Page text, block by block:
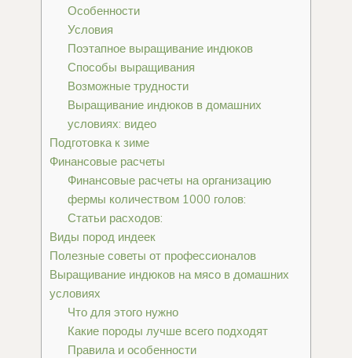
Особенности
Условия
Поэтапное выращивание индюков
Способы выращивания
Возможные трудности
Выращивание индюков в домашних
условиях: видео
Подготовка к зиме
Финансовые расчеты
Финансовые расчеты на организацию
фермы количеством 1000 голов:
Статьи расходов:
Виды пород индеек
Полезные советы от профессионалов
Выращивание индюков на мясо в домашних
условиях
Что для этого нужно
Какие породы лучше всего подходят
Правила и особенности